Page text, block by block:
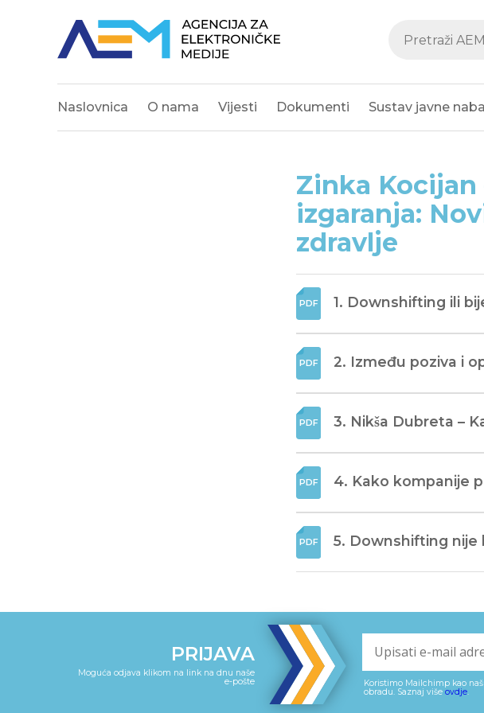
Naslovnica O nama Vijesti Dokumenti Sustav javne
Zinka
izgaranja:
zdravlje
1. Downshifting ili
2. Između poziva i
3. Nikša Dubreta –
4. Kako kompanije
5. Downshifting nije
PRIJAVA
Moguća odjava klikom na link na dnu naše
e-pošte
Koristimo Mailchimp kao
obradu. Saznaj više ovdje.